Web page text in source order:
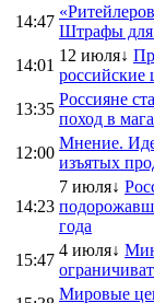
14:47
Штрафы для
14:01
12 июля↓
российские
13:35
Россияне
поход в
12:00
Мнение.
изъятых
14:23
7 июля↓
года
15:47
4 июля↓
Мировые